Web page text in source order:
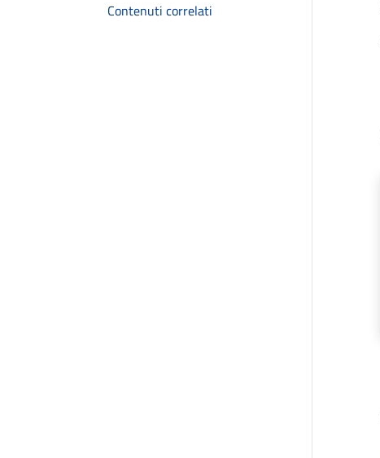
Contenuti correlati